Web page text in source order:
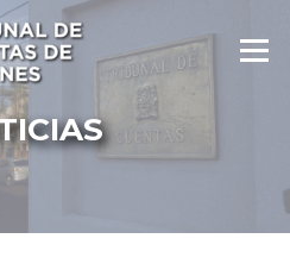
Menú